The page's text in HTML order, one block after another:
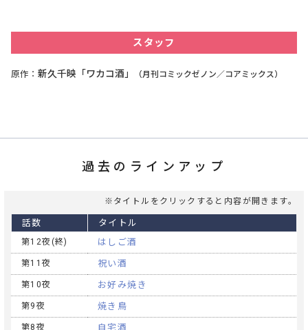
スタッフ
原作 新久千映「ワカコ酒」 （月刊コミックゼノン／コアミックス）
過去のラインアップ
※タイトルをクリックすると内容が開きます。
話数 タイトル
第12夜(終) はしご酒
第11夜 祝い酒
第10夜 お好み焼き
第9夜 焼き鳥
第8夜 自宅酒